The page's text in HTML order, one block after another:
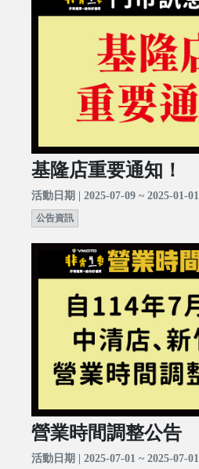
基隆店重要通知！
活動日期 | 2025-07-09 ~ 2025-01-01
公告資訊
營業時間調整公告
活動日期 | 2025-07-01 ~ 2025-07-01